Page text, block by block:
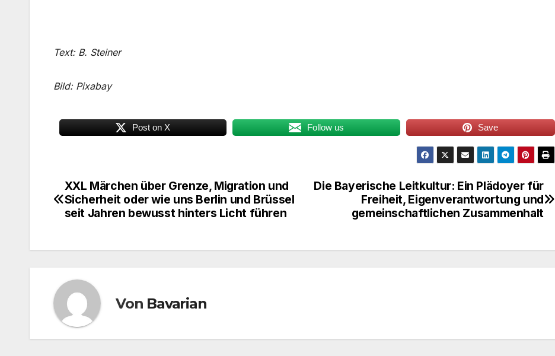
Text: B. Steiner
Bild: Pixabay
Post on X Follow us Save
Beitragsnavigation
Die Bayerische Leitkultur: Ein Plädoyer für
Freiheit, Eigenverantwortung und
gemeinschaftlichen Zusammenhalt
XXL Märchen über Grenze, Migration und
Sicherheit oder wie uns Berlin und Brüssel
seit Jahren bewusst hinters Licht führen
Von Bavarian